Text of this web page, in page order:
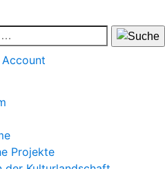
Account
Projekte